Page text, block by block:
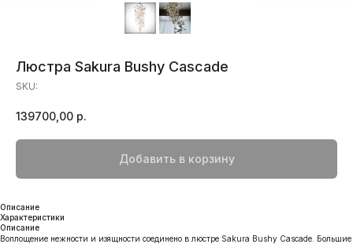
Люстра Sakura Bushy Cascade
SKU:
139700,00 р.
Добавить в корзину
Описание
Характеристики
Описание
Воплощение нежности и изящности соединено в люстре Sakura Bushy Cascade. Большие